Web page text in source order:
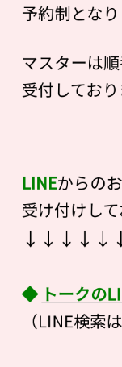
予約制となり
マスターは
受付しており
LINEからの
受け付けして
◆ トークの
（LINE検索は